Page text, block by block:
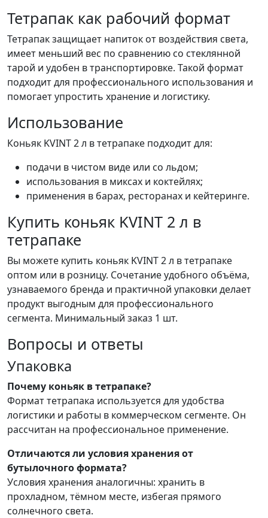
Тетрапак как рабочий формат
Тетрапак защищает напиток от воздействия света,
имеет меньший вес по сравнению со стеклянной
тарой и удобен в транспортировке. Такой формат
подходит для профессионального использования и
помогает упростить хранение и логистику.
Использование
Коньяк KVINT 2 л в тетрапаке подходит для:
подачи в чистом виде или со льдом;
использования в миксах и коктейлях;
применения в барах, ресторанах и кейтеринге.
Купить коньяк KVINT 2 л в
тетрапаке
Вы можете купить коньяк KVINT 2 л в тетрапаке
оптом или в розницу. Сочетание удобного объёма,
узнаваемого бренда и практичной упаковки делает
продукт выгодным для профессионального
сегмента. Минимальный заказ 1 шт.
Вопросы и ответы
Упаковка
Почему коньяк в тетрапаке?
Формат тетрапака используется для удобства
логистики и работы в коммерческом сегменте. Он
рассчитан на профессиональное применение.
Отличаются ли условия хранения от
бутылочного формата?
Условия хранения аналогичны: хранить в
прохладном, тёмном месте, избегая прямого
солнечного света.